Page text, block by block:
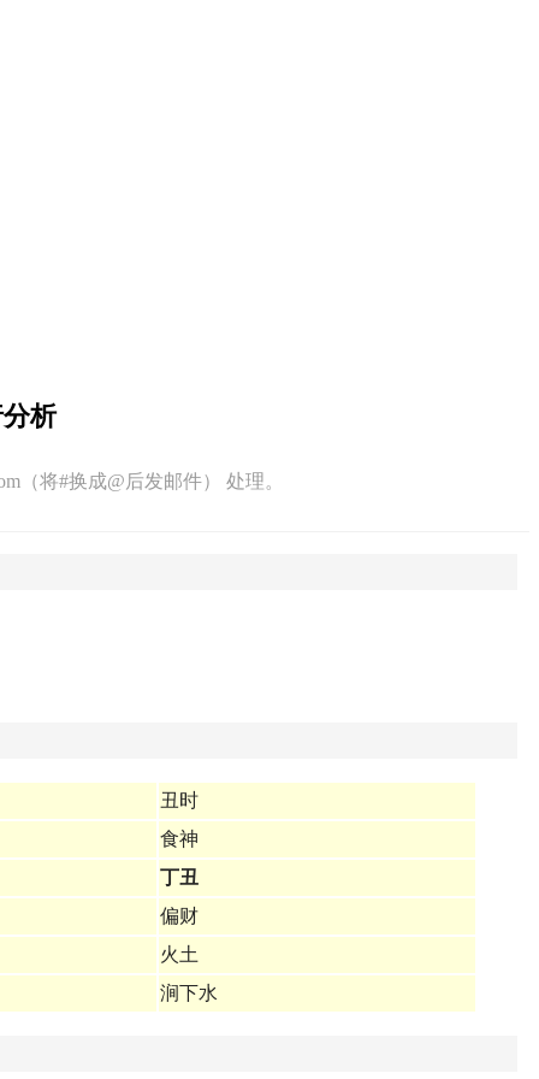
析
（将#换成@后发邮件） 处理。
丑时
食神
丁丑
偏财
火土
涧下水